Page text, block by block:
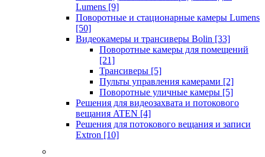
Lumens [9]
Поворотные и стационарные камеры Lumens
[50]
Видеокамеры и трансиверы Bolin [33]
Поворотные камеры для помещений
[21]
Трансиверы [5]
Пульты управления камерами [2]
Поворотные уличные камеры [5]
Решения для видеозахвата и потокового
вещания ATEN [4]
Решения для потокового вещания и записи
Extron [10]